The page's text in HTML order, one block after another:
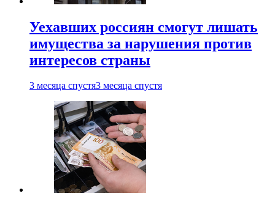
Уехавших россиян смогут лишать
имущества за нарушения против
интересов страны
3 месяца спустя3 месяца спустя